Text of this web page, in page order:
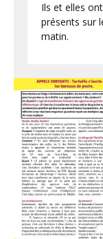
Ils et elles
présents sur
matin.